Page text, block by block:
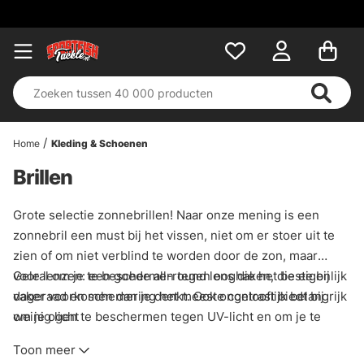
Home Kleding & Schoenen
Brillen
Grote selectie zonnebrillen! Naar onze mening is een
zonnebril een must bij het vissen, niet om er stoer uit te
zien of om niet verblind te worden door de zon, maar
vooral om je te beschermen tegen ooghaken, die eigenlijk
vaker voorkomen dan je denkt. Ook ongelooflijk belangrijk
om je ogen te beschermen tegen UV-licht en om je te
oppervlakteweerkaatsingen te vermijden. Zoals bij alle
Gele lenzen: een goede all-round lens die het beste bij
dageraad en schemering het meeste contrast biedt bij
weinig licht
in alle lichtomstandigheden
Toon meer